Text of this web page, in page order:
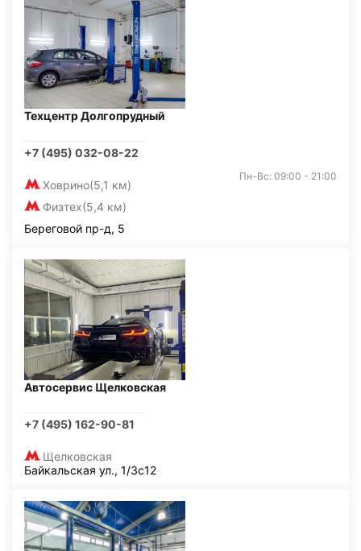
Техцентр Долгопрудный
+7 (495) 032-08-22
Ховрино(5,1 км)
Физтех(5,4 км)
Пн-Вс: 09:00 - 21:00
Береговой пр-д, 5
Автосервис Щелковская
+7 (495) 162-90-81
Щелковская
Байкальская ул., 1/3с12